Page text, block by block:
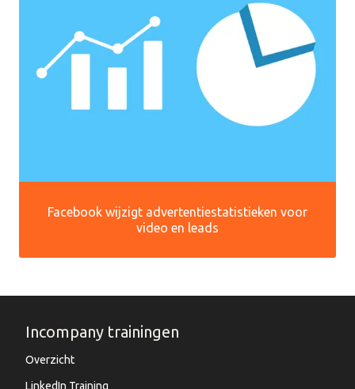
Facebook wijzigt advertentiestatistieken voor
video en leads
Incompany trainingen
Overzicht
LinkedIn Training